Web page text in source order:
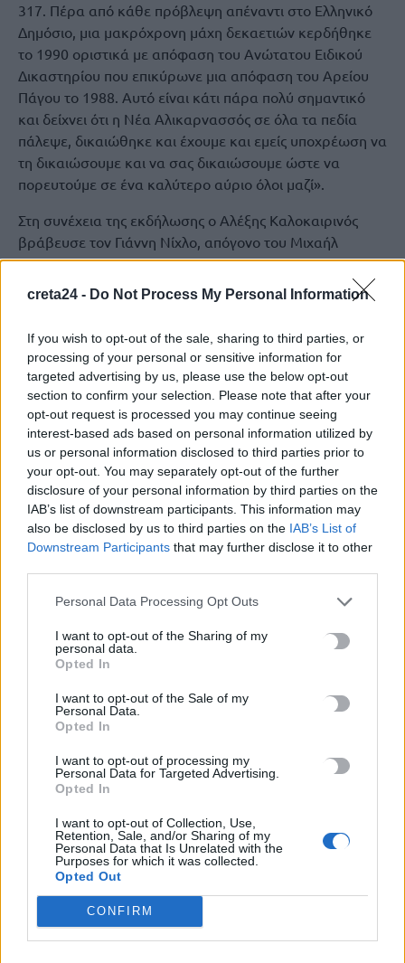
creta24 - Do Not Process My Personal Information
If you wish to opt-out of the sale, sharing to third parties, or
processing of your personal or sensitive information for
targeted advertising by us, please use the below opt-out
section to confirm your selection. Please note that after your
opt-out request is processed you may continue seeing
interest-based ads based on personal information utilized by
us or personal information disclosed to third parties prior to
your opt-out. You may separately opt-out of the further
disclosure of your personal information by third parties on the
IAB’s list of downstream participants. This information may
also be disclosed by us to third parties on the IAB’s List of
Downstream Participants that may further disclose it to other
Personal Data Processing Opt Outs
I want to opt-out of the Sharing of my
personal data.
Opted In
I want to opt-out of the Sale of my
Personal Data.
Opted In
I want to opt-out of processing my
Personal Data for Targeted Advertising.
Opted In
I want to opt-out of Collection, Use,
Retention, Sale, and/or Sharing of my
Personal Data that Is Unrelated with the
Purposes for which it was collected.
Opted Out
CONFIRM
317. Πέρα από κάθε πρόβλεψη απέναντι στο Ελληνικό
Δημόσιο, μια μακρόχρονη μάχη δεκαετιών κερδήθηκε
το 1990 οριστικά με απόφαση του Ανώτατου Ειδικού
Δικαστηρίου που επικύρωνε μια απόφαση του Αρείου
Πάγου το 1988. Αυτό είναι κάτι πάρα πολύ σημαντικό
και δείχνει ότι η Νέα Αλικαρνασσός σε όλα τα πεδία
πάλεψε, δικαιώθηκε και έχουμε και εμείς υποχρέωση να
τη δικαιώσουμε και να σας δικαιώσουμε ώστε να
πορευτούμε σε ένα καλύτερο αύριο όλοι μαζί».
Στη συνέχεια της εκδήλωσης ο Αλέξης Καλοκαιρινός
βράβευσε τον Γιάννη Νίχλο, απόγονο του Μιχαήλ
Ελευθεριάδη, μιας σημαντικής προσωπικότητας που
διετέλεσε πρώτος πρόεδρος του Δ.Σ της ομάδας
Προσφύγων, προτείνοντας και την περιοχή
Αλικαρνασσός.
Την εκδήλωση που πλαισίωσαν ιστορικά αφιερώματα,
θεατρικά και μουσικοχορευτικά δρώμενα,
διοργάνωσαν σωματεία και σύλλογοι της Νέας
Αλικαρνασσού σε συνεργασία με την Περιφέρεια
Κρήτης και το Δήμο Ηρακλείου.
Εκτός του Περιφερειάρχη Κρήτης Σταύρου Αρναουτάκη
στην εκδήλωση παραβρέθηκαν, οι Αντιπεριφερειάρχες
Νίκος Ξυλούρης και Γωγώ Μηλάκη, οι Βουλευτές
Φραγκίσκος Παρασύρης και Μανόλης Συντιχάκης, οι
Αντιδήμαρχοι Νίκος Γιαλιτάκης, Στέλλα Αρχοντάκη,
Τσαπάκης, εκπρόσωποι Δημοτικών Παρατάξεων, ο
Γενικός Πρόξενος της Ελλάδας στην Ν. Ζηλανδία Γιώργος
Αλικαρνασσού Αλέξανδρος Τσούλφας και οι πρώην
Δήμαρχοι Νέας Αλικαρνασσού, Βαγγέλης Σισσαμάκης
Αναστασία Μπιτζιλέου.